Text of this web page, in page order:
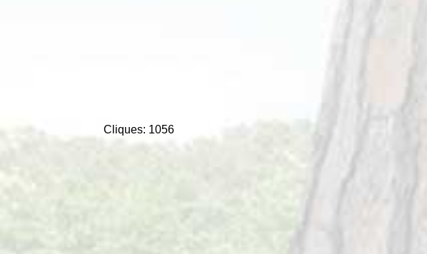
Cliques: 1056